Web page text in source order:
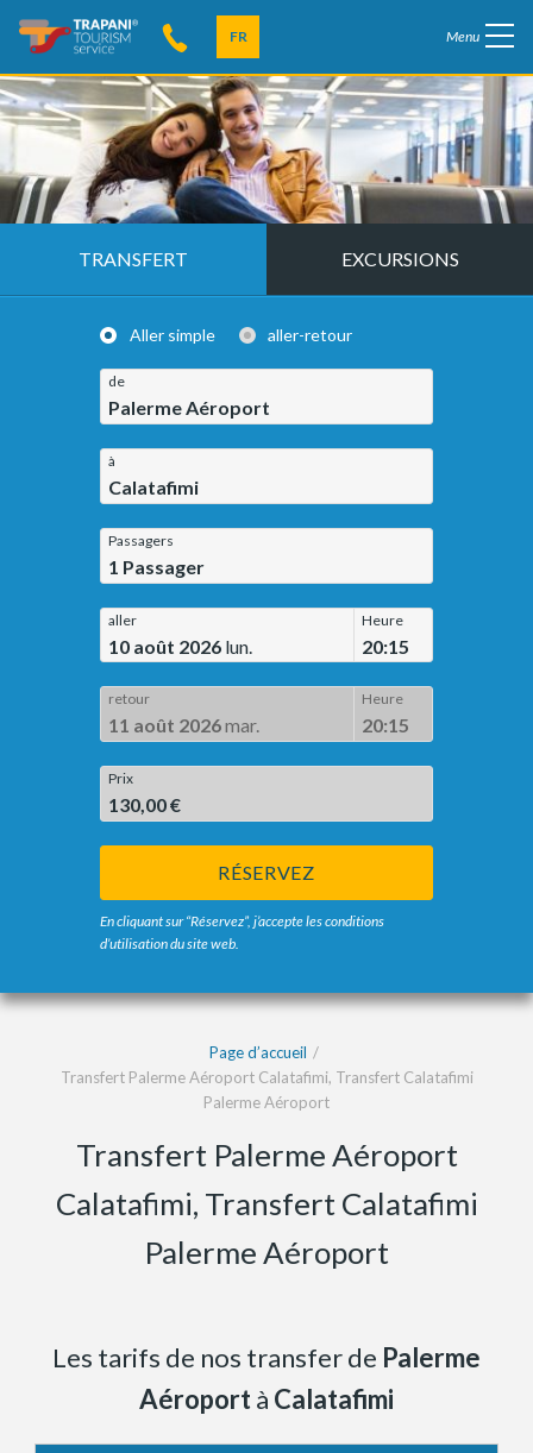
FR Menu
TRANSFERT EXCURSIONS
Aller simple aller-retour
de
Palerme Aéroport
à
Calatafimi
Passagers
1 Passager
aller
10 août 2026 lun.
Heure
20:15
retour
11 août 2026mar.
Heure
20:15
Prix
130,00 €
RÉSERVEZ
En cliquant sur “Réservez”, j’accepte les conditions
d’utilisation du site web.
Page d’accueil
Transfert Palerme Aéroport Calatafimi, Transfert Calatafimi
Palerme Aéroport
Transfert Palerme Aéroport
Calatafimi, Transfert Calatafimi
Palerme Aéroport
Les tarifs de nos transfer de Palerme
Aéroportà Calatafimi